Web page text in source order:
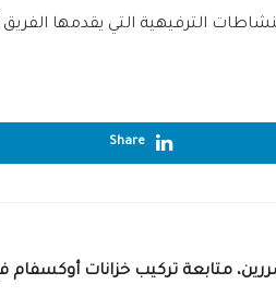
الترفيهية التي يقدمها
Share
متابعة تركيب خزانات أوكسفام